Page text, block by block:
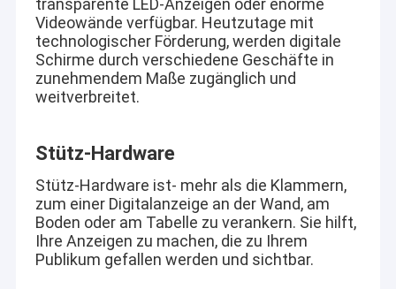
transparente LED-Anzeigen oder enorme
Videowände verfügbar. Heutzutage mit
technologischer Förderung, werden digitale
Schirme durch verschiedene Geschäfte in
zunehmendem Maße zugänglich und
weitverbreitet.
Stütz-Hardware
Stütz-Hardware ist- mehr als die Klammern,
zum einer Digitalanzeige an der Wand, am
Boden oder am Tabelle zu verankern. Sie hilft,
Ihre Anzeigen zu machen, die zu Ihrem
Publikum gefallen werden und sichtbar.